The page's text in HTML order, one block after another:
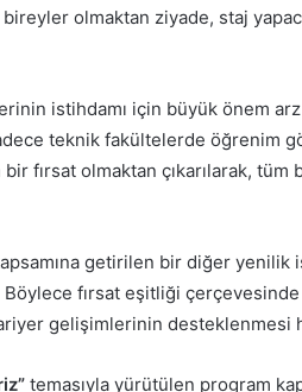
olmaktan ziyade, staj
istihdamı için büyük önem
teknik fakültelerde öğrenim
fırsat olmaktan çıkarılarak,
getirilen bir diğer yenilik
fırsat eşitliği
gelişimlerinin desteklenmesi
temasıyla yürütülen program